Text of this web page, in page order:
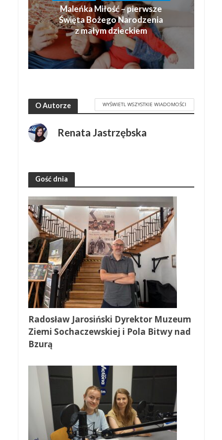
Maleńka Miłość – pierwsze
Święta Bożego Narodzenia
z małym dzieckiem
O Autorze WYŚWIETL WSZYSTKIE WIADOMOŚCI
Renata Jastrzębska
Gość dnia
Radosław Jarosiński Dyrektor Muzeum
Ziemi Sochaczewskiej i Pola Bitwy nad
Bzurą